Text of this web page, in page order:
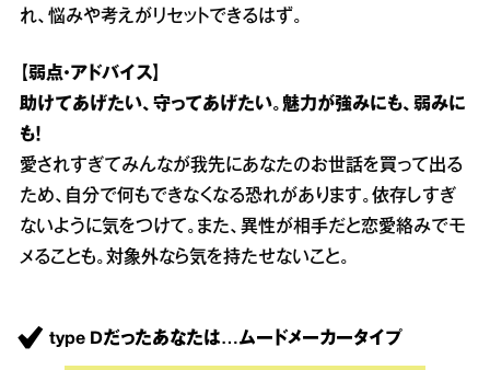
れ、悩みや考えがリセットできるはず。
【弱点・アドバイス】
助けてあげたい、守ってあげたい。魅力が強みにも、弱みに
も！
愛されすぎてみんなが我先にあなたのお世話を買って出る
ため、自分で何もできなくなる恐れがあります。依存しすぎ
ないように気をつけて。また、異性が相手だと恋愛絡みでモ
メることも。対象外なら気を持たせないこと。
type Dだったあなたは…ムードメーカータイプ